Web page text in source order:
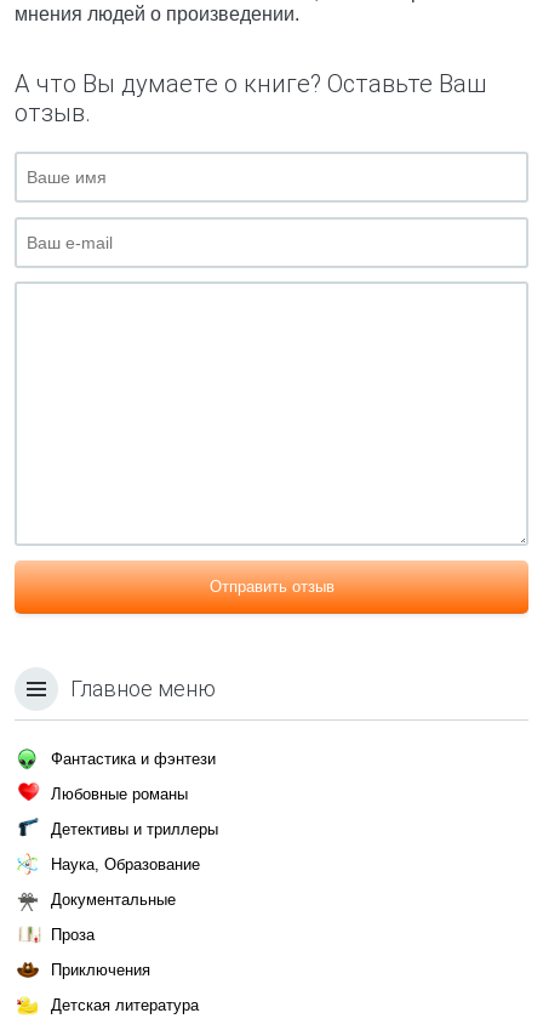
мнения людей о произведении.
А что Вы думаете о книге? Оставьте Ваш
отзыв.
Отправить отзыв
Главное меню
Фантастика и фэнтези
Любовные романы
Детективы и триллеры
Наука, Образование
Документальные
Проза
Приключения
Детская литература